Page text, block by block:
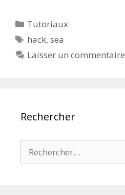
Catégories
Tutoriaux
Étiquettes
hack,sea
Laisser un commentaire
Rechercher